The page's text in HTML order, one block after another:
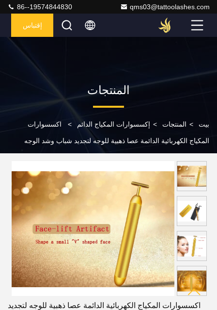
qms03@tattoolashes.com
86--19574844830
إقتباس
المنتجات
بيت > المنتجات > إكسسوارات المكياج الدائم > اكسسوارات
المكياج الكهربائية الدائمة عصا ذهبية للوجه لتجديد شباب وشد الوجه
اكسسوارات المكياج الكهربائية الدائمة عصا ذهبية للوجه لتجديد